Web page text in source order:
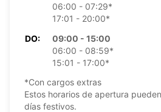
06:00 - 07:29*
17:01 - 20:00*
DO:
09:00 - 15:00
06:00 - 08:59*
15:01 - 17:00*
*Con cargos extras
Estos horarios de apertura
días festivos.